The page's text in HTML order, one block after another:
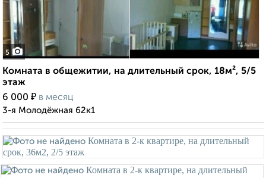
5
Комната в общежитии, на длительный срок, 18м², 5/5
этаж
6 000 ₽ в месяц
3-я Молодёжная 62к1